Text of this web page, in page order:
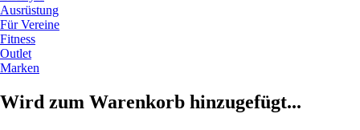
Ausrüstung
Für Vereine
Fitness
Outlet
Marken
Wird zum Warenkorb hinzugefügt...